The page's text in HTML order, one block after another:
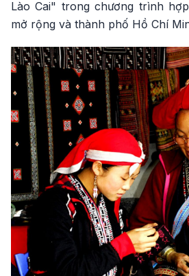
Lào Cai" trong chương trình
mở rộng và thành phố Hồ Chí